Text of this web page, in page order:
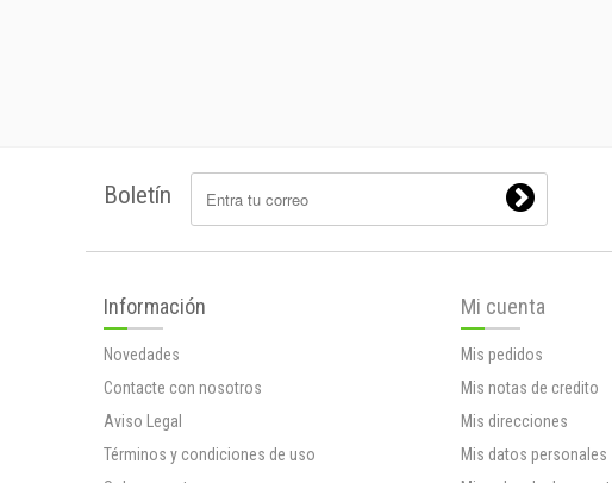
Boletín
Información
Novedades
Contacte con nosotros
Aviso Legal
Términos y condiciones de uso
Mi cuenta
Mis pedidos
Mis notas de credito
Mis direcciones
Mis datos personales